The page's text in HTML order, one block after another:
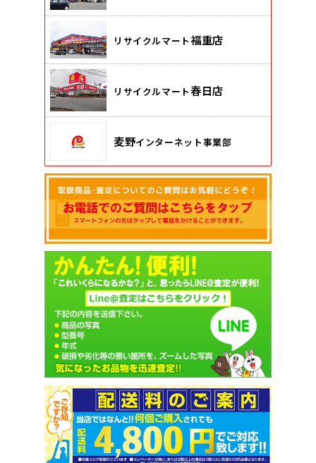
リサイクルマート福重店
リサイクルマート春日店
麦野インターネット事業部